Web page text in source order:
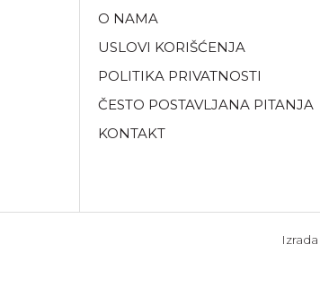
O NAMA
USLOVI KORIŠĆENJA
POLITIKA PRIVATNOSTI
ČESTO POSTAVLJANA PITANJA
KONTAKT